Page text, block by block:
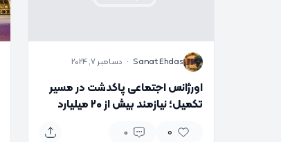
S
Sanat Ehdas
· دسامبر 7, 2024
اورژانس اجتماعی پاکدشت در مسیر
تکمیل؛ نیازمند بیش از ۲۰ میلیارد
0
0